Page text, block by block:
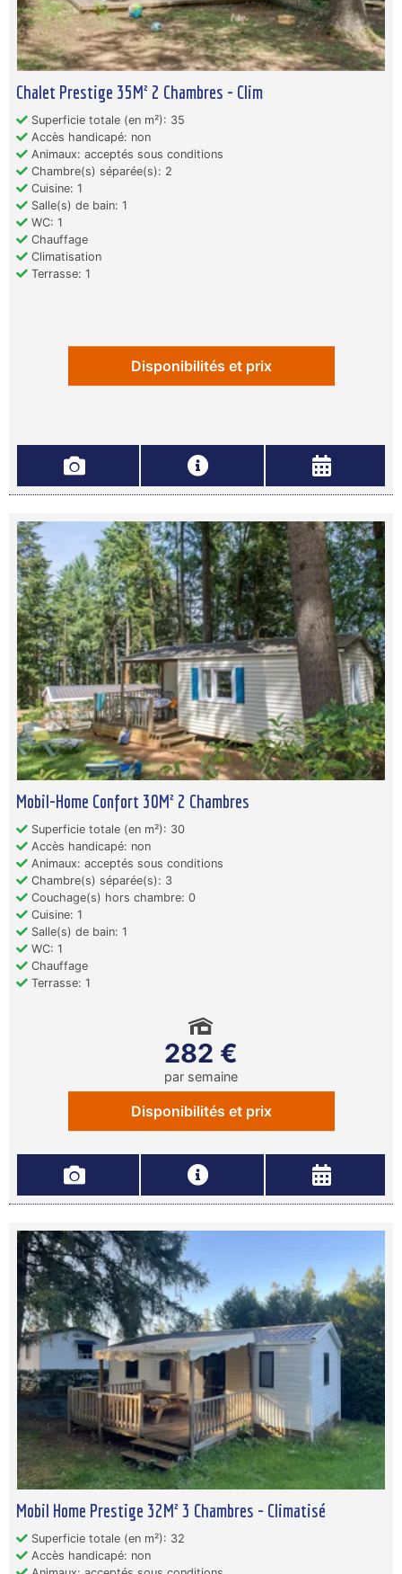
Chalet Prestige 35M² 2 Chambres - Clim
Superficie totale (en m²): 35
Accès handicapé: non
Animaux: acceptés sous conditions
Chambre(s) séparée(s): 2
Cuisine: 1
Salle(s) de bain: 1
WC: 1
Chauffage
Climatisation
Terrasse: 1
Disponibilités et prix
Mobil-Home Confort 30M² 2 Chambres
Superficie totale (en m²): 30
Accès handicapé: non
Animaux: acceptés sous conditions
Chambre(s) séparée(s): 3
Couchage(s) hors chambre: 0
Cuisine: 1
Salle(s) de bain: 1
WC: 1
Chauffage
Terrasse: 1
282 €
par semaine
Disponibilités et prix
Mobil Home Prestige 32M² 3 Chambres - Climatisé
Superficie totale (en m²): 32
Accès handicapé: non